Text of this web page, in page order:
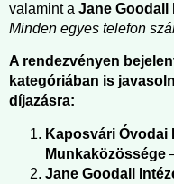
valamint a Jane Goodall
Minden egyes telefon
A rendezvényen
kategóriában is
díjazásra:
Kaposvári
Munkaközössége
Jane Goodall